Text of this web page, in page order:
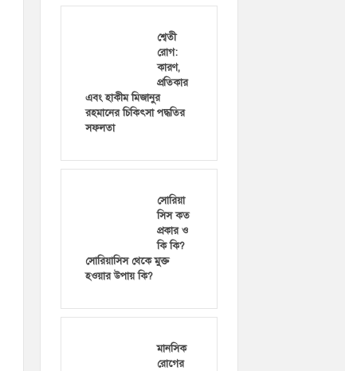
শ্বেতী
রোগ:
কারণ,
প্রতিকার
এবং হাকীম মিজানুর
রহমানের চিকিৎসা পদ্ধতির
সফলতা
সোরিয়া
সিস কত
প্রকার ও
কি কি?
সোরিয়াসিস থেকে মুক্ত
হওয়ার উপায় কি?
মানসিক
রোগের